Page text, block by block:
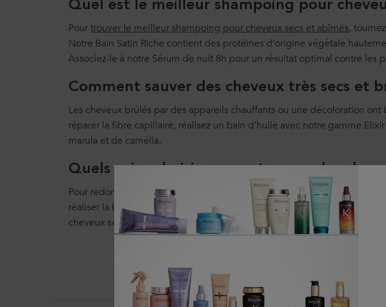
Quel est le meilleur shampoing pour
Pourtrouver le meilleur shampoing pour cheveux secs et abîmés,
Notre Bain Satin Riche contient des protéines d’origine végétale
Associez-le à notre Sérum de nuit 8h pour un résultat optimal contre les
Comment sauver des cheveux très secs et
Les cheveux brûlés par des appareils chauffants ou une décoloration
réparer la fibre capillaire, réalisez un bain d’huile avec notre gamme
marula et de camélia.
Quels soins choisir pour retrouver des
Pour redonner douceur et souplesse à vos cheveux secs, choisissez
réaliser la bonne routine capillaire. Du masque capillaire au shampoing
cheveux secs et les renforcer face aux agressions extérieures.